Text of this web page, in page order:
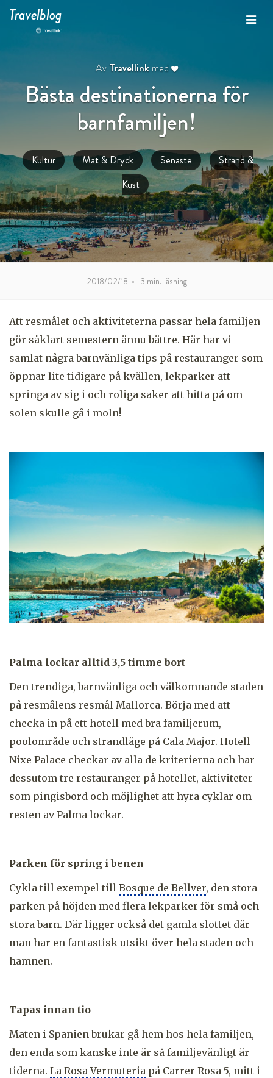
Travelblog
Av Travellinkmed
Bästa destinationerna för
barnfamiljen!
Kultur Mat & Dryck Senaste
Strand &
Kust
2018/02/18 • 3 min. läsning
Att resmålet och aktiviteterna passar hela familjen
gör såklart semestern ännu bättre. Här har vi
samlat några barnvänliga tips på restauranger som
öppnar lite tidigare på kvällen, lekparker att
springa av sig i och roliga saker att hitta på om
solen skulle gå i moln!
Palma lockar alltid 3,5 timme bort
Den trendiga, barnvänliga och välkomnande staden
på resmålens resmål Mallorca. Börja med att
checka in på ett hotell med bra familjerum,
poolområde och strandläge på Cala Major. Hotell
Nixe Palace checkar av alla de kriterierna och har
dessutom tre restauranger på hotellet, aktiviteter
som pingisbord och möjlighet att hyra cyklar om
resten av Palma lockar.
Parken för spring i benen
Cykla till exempel till Bosque de Bellver, den stora
parken på höjden med flera lekparker för små och
stora barn. Där ligger också det gamla slottet där
man har en fantastisk utsikt över hela staden och
hamnen.
Tapas innan tio
Maten i Spanien brukar gå hem hos hela familjen,
den enda som kanske inte är så familjevänligt är
tiderna. La Rosa Vermuteria på Carrer Rosa 5, mitt i